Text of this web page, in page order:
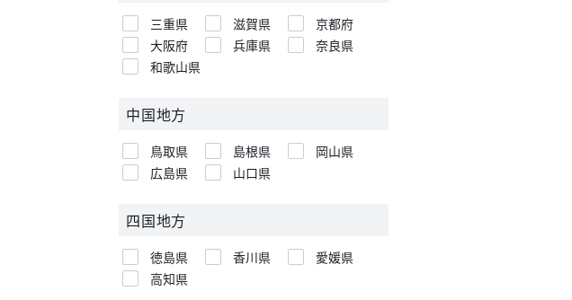
三重県 滋賀県
京都府
大阪府
兵庫県
奈良県
和歌山県
中国地方
鳥取県 島根県
岡山県
広島県
山口県
四国地方
徳島県 香川県
愛媛県
高知県